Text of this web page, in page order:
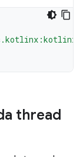
thread